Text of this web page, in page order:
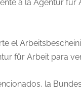
a la Agentur
el
für Arbeit para
la